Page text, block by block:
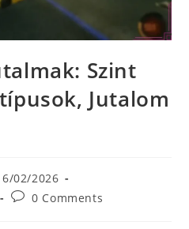
Szint
Jutalom
02/2026
Post0 Comments